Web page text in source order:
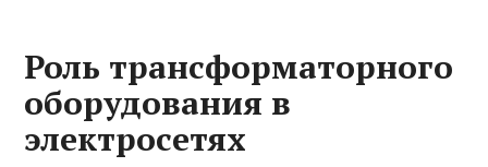
Роль трансформаторного
оборудования в
электросетях